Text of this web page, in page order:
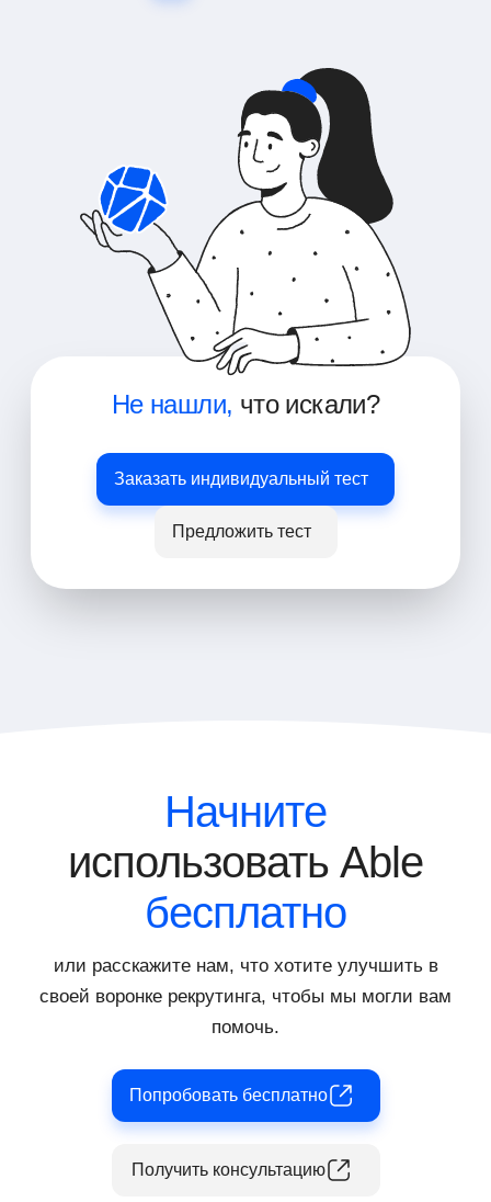
Не нашли, что искали?
Заказать индивидуальный тест
Предложить тест
Начните
использовать Able
бесплатно
или расскажите нам, что хотите улучшить в
своей воронке рекрутинга, чтобы мы могли вам
помочь.
Попробовать бесплатно
Получить консультацию